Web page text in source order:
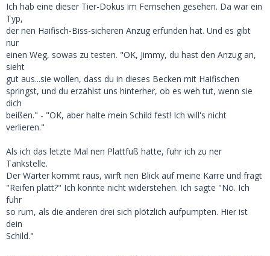
Ich hab eine dieser Tier-Dokus im Fernsehen gesehen. Da war ein
Typ,
der nen Haifisch-Biss-sicheren Anzug erfunden hat. Und es gibt
nur
einen Weg, sowas zu testen. "OK, Jimmy, du hast den Anzug an,
sieht
gut aus...sie wollen, dass du in dieses Becken mit Haifischen
springst, und du erzählst uns hinterher, ob es weh tut, wenn sie
dich
beißen." - "OK, aber halte mein Schild fest! Ich will's nicht
verlieren."
Als ich das letzte Mal nen Plattfuß hatte, fuhr ich zu ner
Tankstelle.
Der Wärter kommt raus, wirft nen Blick auf meine Karre und fragt
"Reifen platt?" Ich konnte nicht widerstehen. Ich sagte "Nö. Ich
fuhr
so rum, als die anderen drei sich plötzlich aufpumpten. Hier ist
dein
Schild."